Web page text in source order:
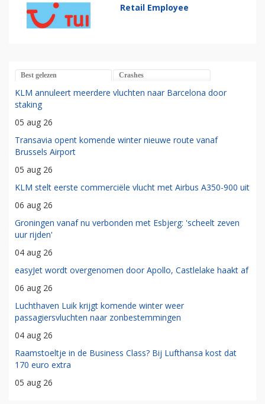
Retail Employee
Best gelezen Crashes
KLM annuleert meerdere vluchten naar Barcelona door
staking
05 aug 26
Transavia opent komende winter nieuwe route vanaf
Brussels Airport
05 aug 26
KLM stelt eerste commerciële vlucht met Airbus A350-900 uit
06 aug 26
Groningen vanaf nu verbonden met Esbjerg: 'scheelt zeven
uur rijden'
04 aug 26
easyJet wordt overgenomen door Apollo, Castlelake haakt af
06 aug 26
Luchthaven Luik krijgt komende winter weer
passagiersvluchten naar zonbestemmingen
04 aug 26
Raamstoeltje in de Business Class? Bij Lufthansa kost dat
170 euro extra
05 aug 26